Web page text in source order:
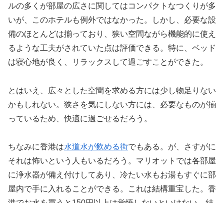
ルの多くが部屋の広さに関してはコンパクトなつくりが多
いが、このホテルも例外ではなかった。しかし、必要な設
備のほとんどは揃っており、狭い空間ながら機能的に使え
るような工夫がされていた点は評価できる。特に、ベッド
は寝心地が良く、リラックスして過ごすことができた。
とはいえ、広々とした空間を求める方には少し物足りない
かもしれない。狭さを気にしない方には、必要なものが揃
っているため、快適に過ごせるだろう。
ちなみに香港は水道水が飲める街でもある。が、さすがに
それは怖いという人もいるだろう。マリオットでは各部屋
に浄水器が備え付けしてあり、冷たい水もお湯もすぐに部
屋内で手に入れることができる。これは結構重宝した。香